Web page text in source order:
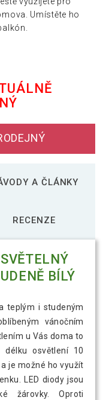
Umístěte ho
A ČLÁNKY
RECENZE
BÍLÝ
teplým i studeným
vánočním
u Vás doma to
délku osvětlení 10
je možné ho využít
LED diody jsou
žárovky. Oproti